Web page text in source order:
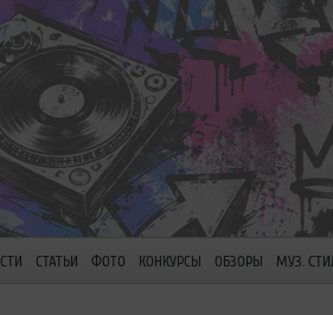
СТАТЬИ ФОТО КОНКУРСЫ ОБЗОРЫ МУЗ.